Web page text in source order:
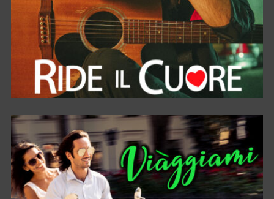
RIDE IL CUORE